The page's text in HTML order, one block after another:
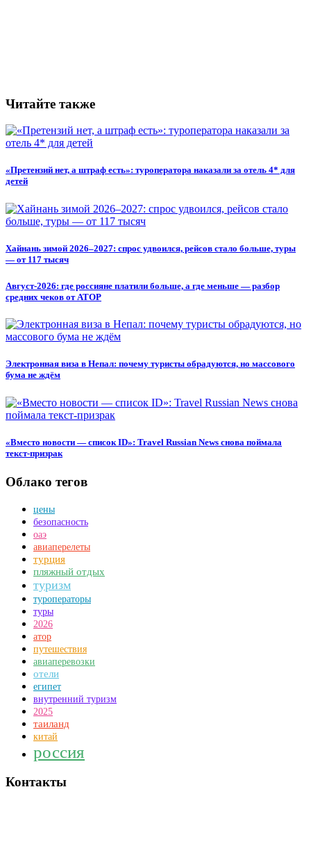
Читайте также
«Претензий нет, а штраф есть»: туроператора наказали за отель 4* для
детей
Хайнань зимой 2026–2027: спрос удвоился, рейсов стало больше, туры
— от 117 тысяч
Август-2026: где россияне платили больше, а где меньше — разбор
средних чеков от АТОР
Электронная виза в Непал: почему туристы обрадуются, но массового
бума не ждём
«Вместо новости — список ID»: Travel Russian News снова поймала
текст-призрак
Облако тегов
цены
безопасность
оаэ
авиаперелеты
турция
пляжный отдых
туризм
туроператоры
туры
2026
атор
путешествия
авиаперевозки
отели
египет
внутренний туризм
2025
таиланд
китай
россия
Контакты